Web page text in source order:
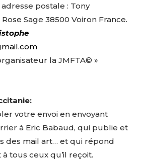
postale : Tony
Sage 38500 Voiron France.
la JMFTA© »
votre envoi en envoyant
à Eric Babaud, qui publie et
des mail art… et qui répond
tous ceux qu’il reçoit.